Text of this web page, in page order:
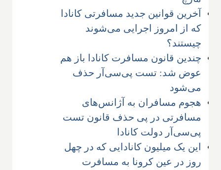
آخرین قوانین جدید مسافرتی کانادا
که از امروز اجرایی می‌شوند
چیستند؟
چندین قانون مسافرت کانادا باز هم
عوض شد: تست پی‌سی‌آر حذف
می‌شود
هجوم مسافران به آژانس‌های
مسافرتی در پی حذف قانون تست
پی‌سی‌آر دولت کانادا
این یک میلیون کانادایی که در چهل
روز در عین کرونا به مسافرت